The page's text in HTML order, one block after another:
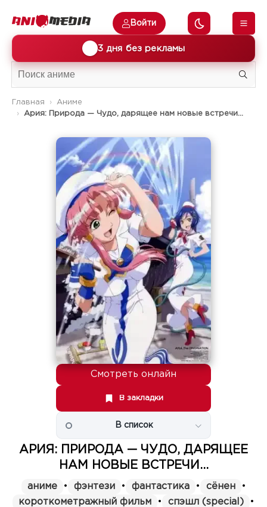
3 дня без рекламы
Войти
Главная
Аниме
Ария: Природа — Чудо, дарящее нам новые встречи...
Смотреть онлайн
В закладки
В список
АРИЯ: ПРИРОДА — ЧУДО, ДАРЯЩЕЕ
НАМ НОВЫЕ ВСТРЕЧИ...
аниме • фэнтези • фантастика • сёнен
•
короткометражный фильм
• спэшл (special)
•